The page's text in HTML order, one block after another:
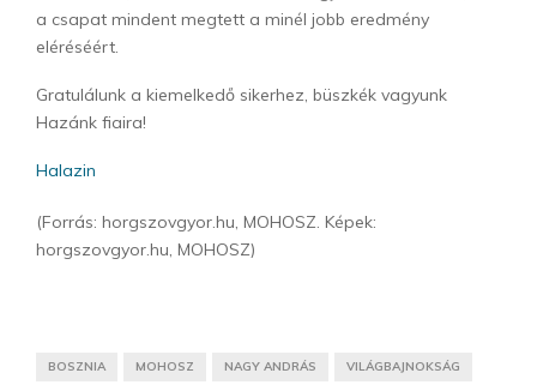
a csapat mindent megtett a minél jobb eredmény
eléréséért.
Gratulálunk a kiemelkedő sikerhez, büszkék vagyunk
Hazánk fiaira!
Halazin
(Forrás: horgszovgyor.hu, MOHOSZ. Képek:
horgszovgyor.hu, MOHOSZ)
BOSZNIA MOHOSZ NAGY ANDRÁS VILÁGBAJNOKSÁG